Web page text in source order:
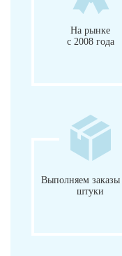
На рынке
с 2008 года
Выполняем заказы
штуки